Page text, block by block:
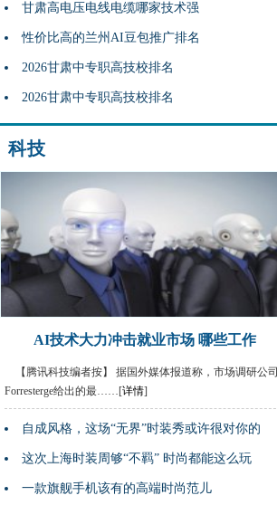
甘肃高电压电线电缆哪家技术强
性价比高的兰州AI豆包推广排名
2026甘肃中专职高技校排名
2026甘肃中专职高技校排名
科技
AI技术大力冲击就业市场 哪些工作
【腾讯科技编者按】 据国外媒体报道称，市场调研公司
Forresterge给出的最……[详情]
自成风格，这场“无界”时装秀或许很对你的
这次上海时装周够“不羁” 时尚都能这么玩
一款旗舰手机该有的高端时尚范儿